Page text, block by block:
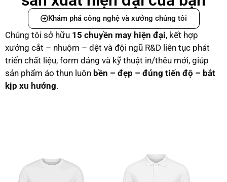
Khám phá công nghệ và xưởng chúng tôi
Chúng tôi sở hữu 15 chuyền may hiện đại, kết hợp
xưởng cắt – nhuộm – dệt và đội ngũ R&D liên tục phát
triển chất liệu, form dáng và kỹ thuật in/thêu mới, giúp
sản phẩm áo thun luôn bền – đẹp – đúng tiến độ – bắt
kịp xu hướng.